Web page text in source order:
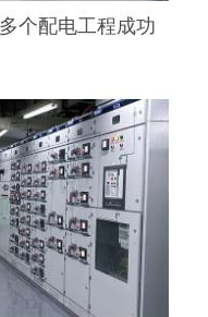
个配电工程成功